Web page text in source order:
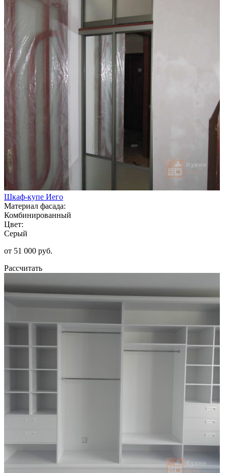
Шкаф-купе Иего
Материал фасада:
Комбинированный
Цвет:
Серый
от 51 000 руб.
Рассчитать